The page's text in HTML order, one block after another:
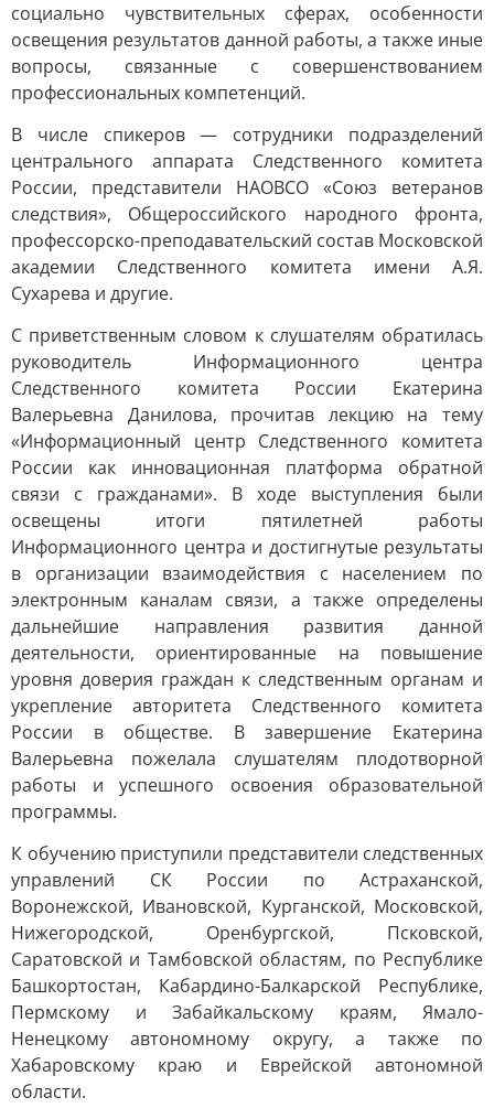
социально чувствительных сферах, особенности
освещения результатов данной работы, а также иные
вопросы, связанные с совершенствованием
профессиональных компетенций.
В числе спикеров — сотрудники подразделений
центрального аппарата Следственного комитета
России, представители НАОВСО «Союз ветеранов
следствия», Общероссийского народного фронта,
профессорско-преподавательский состав Московской
академии Следственного комитета имени А.Я.
Сухарева и другие.
С приветственным словом к слушателям обратилась
руководитель Информационного центра
Следственного комитета России Екатерина
Валерьевна Данилова, прочитав лекцию на тему
«Информационный центр Следственного комитета
России как инновационная платформа обратной
связи с гражданами». В ходе выступления были
освещены итоги пятилетней работы
Информационного центра и достигнутые результаты
в организации взаимодействия с населением по
электронным каналам связи, а также определены
дальнейшие направления развития данной
деятельности, ориентированные на повышение
уровня доверия граждан к следственным органам и
укрепление авторитета Следственного комитета
России в обществе. В завершение Екатерина
Валерьевна пожелала слушателям плодотворной
работы и успешного освоения образовательной
программы.
К обучению приступили представители следственных
управлений СК России по Астраханской,
Воронежской, Ивановской, Курганской, Московской,
Нижегородской, Оренбургской, Псковской,
Саратовской и Тамбовской областям, по Республике
Башкортостан, Кабардино-Балкарской Республике,
Пермскому и Забайкальскому краям, Ямало-
Ненецкому автономному округу, а также по
Хабаровскому краю и Еврейской автономной
области.